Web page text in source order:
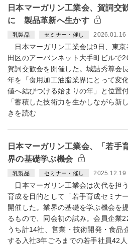
日本マーガリン工業会、賀詞
に 製品革新へ生かす
乳製品 セミナー・催し 2026.01.16
日本マーガリン工業会は9日、東京
田区のアーバンネット大手町ビルで
賀詞交歓会を開催した。城詰秀尊会
年を「食用加工油脂業界にとって変
値へ結びつける始まりの年」と位置付
「蓄積した技術力を生かしながら
きを読む
日本マーガリン工業会、「若
界の基礎学ぶ機会
乳製品 セミナー・催し 2025.12.19
日本マーガリン工業会は次代を担
育成を目的として「若手育成セミナ
開催した。業界の基礎を学ぶ機会を
るもので、同会初の試み。会員企業
うち計14社、営業・技術開発・食品
する入社3年ごろまでの若手社員42